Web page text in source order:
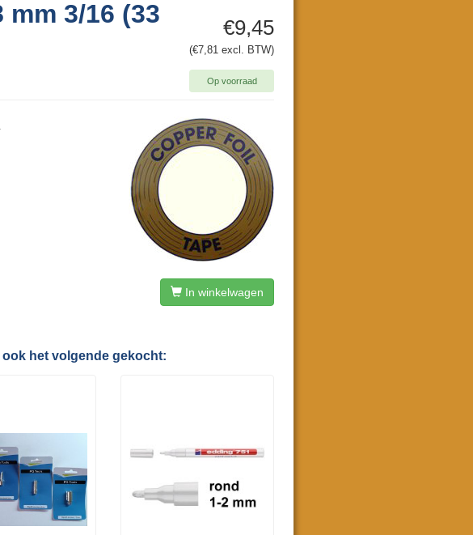
€9,45
(€7,81 excl. BTW)
Op voorraad
3/16 (33
In winkelwagen
het volgende gekocht: